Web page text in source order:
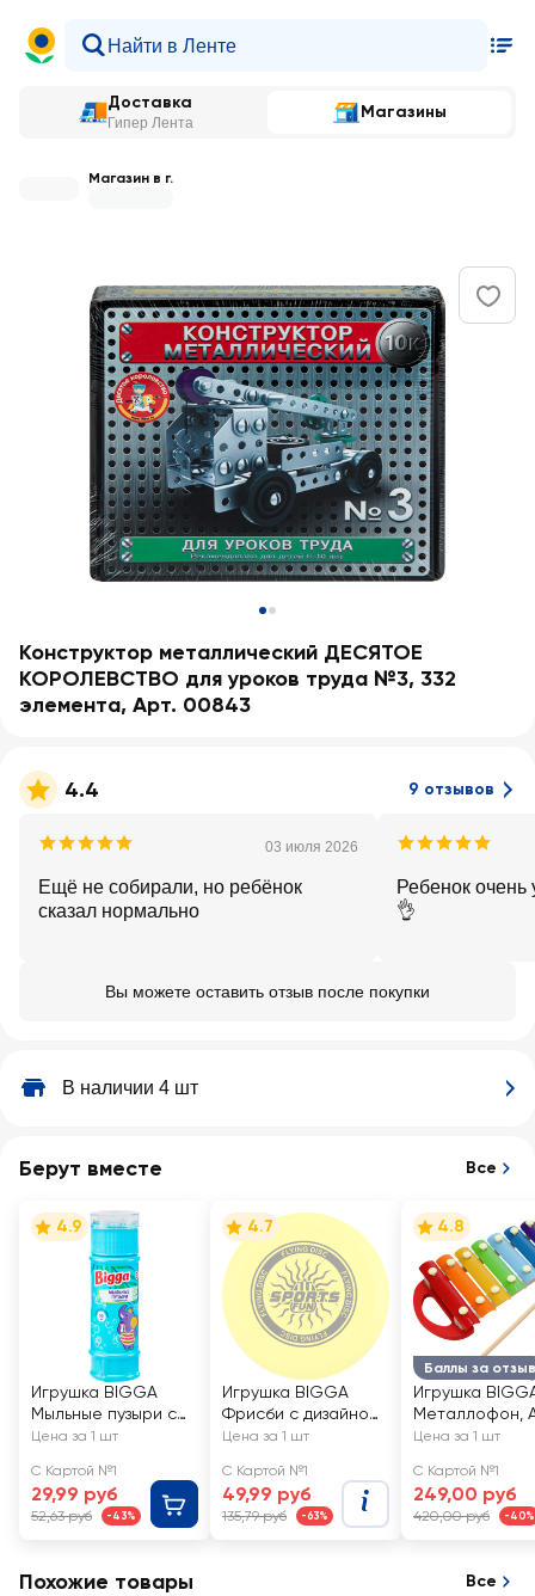
Доставка
Гипер Лента
Магазины
Магазин в г.
Конструктор металлический ДЕСЯТОЕ
КОРОЛЕВСТВО для уроков труда №3, 332
элемента, Арт. 00843
4.4 9 отзывов
03 июля 2026
Ещё не собирали, но ребёнок
сказал нормально
Ребенок очень
👌
Вы можете оставить отзыв после покупки
В наличии 4 шт
Берут вместе Все
4.9
Игрушка BIGGA
Мыльные пузыри с
лабиринтом на
BB258
Цена за 1 шт
С Картой №1
29,99 руб
52,63 руб -43%
4.7
Игрушка BIGGA
Фрисби с дизайном
23см
Цена за 1 шт
С Картой №1
49,99 руб
135,79 руб -63%
Баллы за отзыв
4.8
Игрушка
Металлофон,
YJ080250122
Цена за 1 шт
С Картой №1
249,00 руб
420,00 руб -40%
Похожие товары Все